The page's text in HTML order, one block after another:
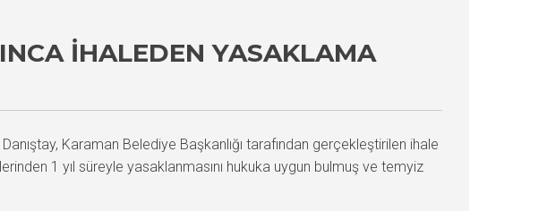
İHALEDEN YASAKLAMA
Karaman Belediye Başkanlığı tarafından gerçekleştirilen ihale
1 yıl süreyle yasaklanmasını hukuka uygun bulmuş ve temyiz